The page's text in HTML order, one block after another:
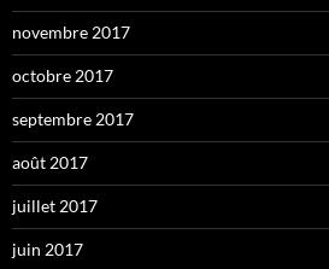
novembre 2017
octobre 2017
septembre 2017
août 2017
juillet 2017
juin 2017